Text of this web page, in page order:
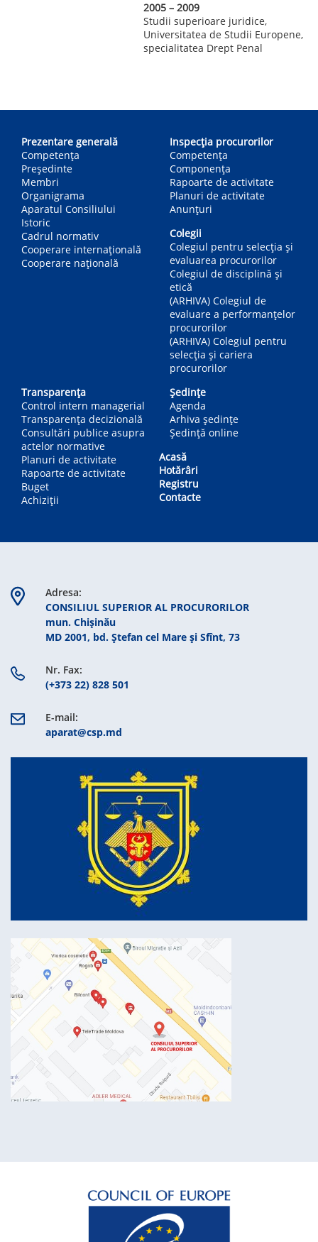
2005 – 2009
Studii superioare juridice,
Universitatea de Studii Europene,
specialitatea Drept Penal
navigation
Prezentare generală
Competența
Președinte
Membri
Organigrama
Aparatul Consiliului
Istoric
Cadrul normativ
Cooperare internațională
Cooperare națională
Inspecția procurorilor
Competenţa
Componența
Rapoarte de activitate
Planuri de activitate
Anunțuri
Colegii
Colegiul pentru selecția și
evaluarea procurorilor
Colegiul de disciplină și
etică
(ARHIVA) Colegiul de
evaluare a performanțelor
procurorilor
(ARHIVA) Colegiul pentru
selecția și cariera
procurorilor
Transparența
Control intern managerial
Transparența decizională
Consultări publice asupra
actelor normative
Planuri de activitate
Rapoarte de activitate
Buget
Achiziții
Ședințe
Agenda
Arhiva ședințe
Ședință online
Acasă
Hotărâri
Registru
Contacte
Adresa:
CONSILIUL SUPERIOR AL PROCURORILOR
mun. Chişinău
MD 2001, bd. Ștefan cel Mare şi Sfînt, 73
Nr. Fax:
(+373 22) 828 501
E-mail:
aparat@csp.md